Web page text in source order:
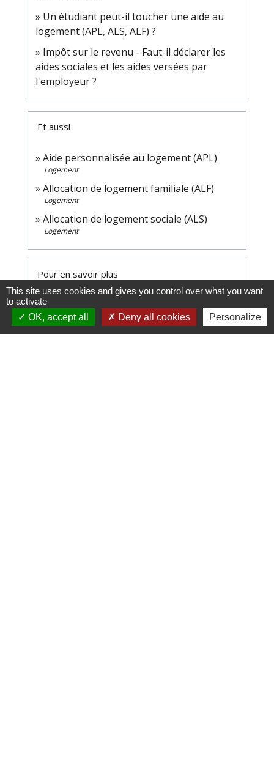
Un étudiant peut-il toucher une aide au
logement (APL, ALS, ALF) ?
Impôt sur le revenu - Faut-il déclarer les
aides sociales et les aides versées par
l'employeur ?
Et aussi
Aide personnalisée au logement (APL)
Logement
Allocation de logement familiale (ALF)
Logement
Allocation de logement sociale (ALS)
Logement
Pour en savoir plus
Éléments de calcul des aides personnelles
au logement
open_in_new
Ministère chargé du logement
This site uses cookies and gives you control over what you want
to activate
OK, accept all
Deny all cookies Personalize